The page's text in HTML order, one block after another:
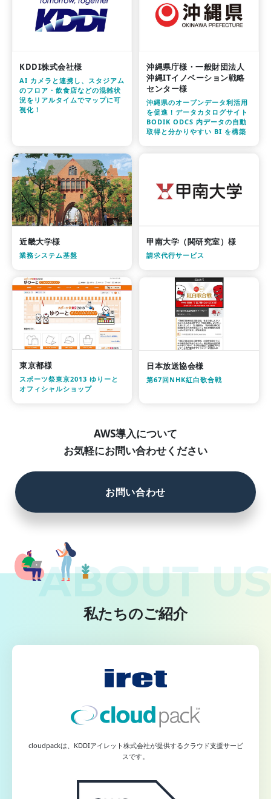
KDDI株式会社様
AI カメラと連携し、スタジアム
のフロア・飲食店などの混雑状
況をリアルタイムでマップに可
視化！
沖縄県庁様・一般財団法人
沖縄ITイノベーション戦略
センター様
沖縄県のオープンデータ利活用
を促進！データカタログサイト
BODIK ODCS 内データの自動
取得と分かりやすい BI を構築
近畿大学様
業務システム基盤
甲南大学（関研究室）様
請求代行サービス
東京都様
スポーツ祭東京2013 ゆりーと
オフィシャルショップ
日本放送協会様
第67回NHK紅白歌合戦
AWS導入について
お気軽にお問い合わせください
お問い合わせ
私たちのご紹介
cloudpackは、KDDIアイレット株式会社が提供するクラウド支援サービ
スです。